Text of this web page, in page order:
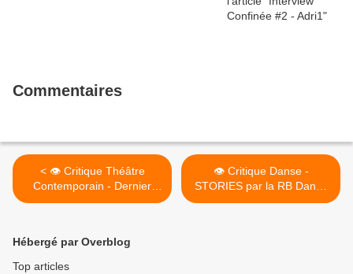
Commentaires
< 👁️ Critique Théâtre
Contemporain - Dernier
Carton
👁️ Critique Danse -
STORIES par la RB Dance
Company >
Hébergé par Overblog
Top articles